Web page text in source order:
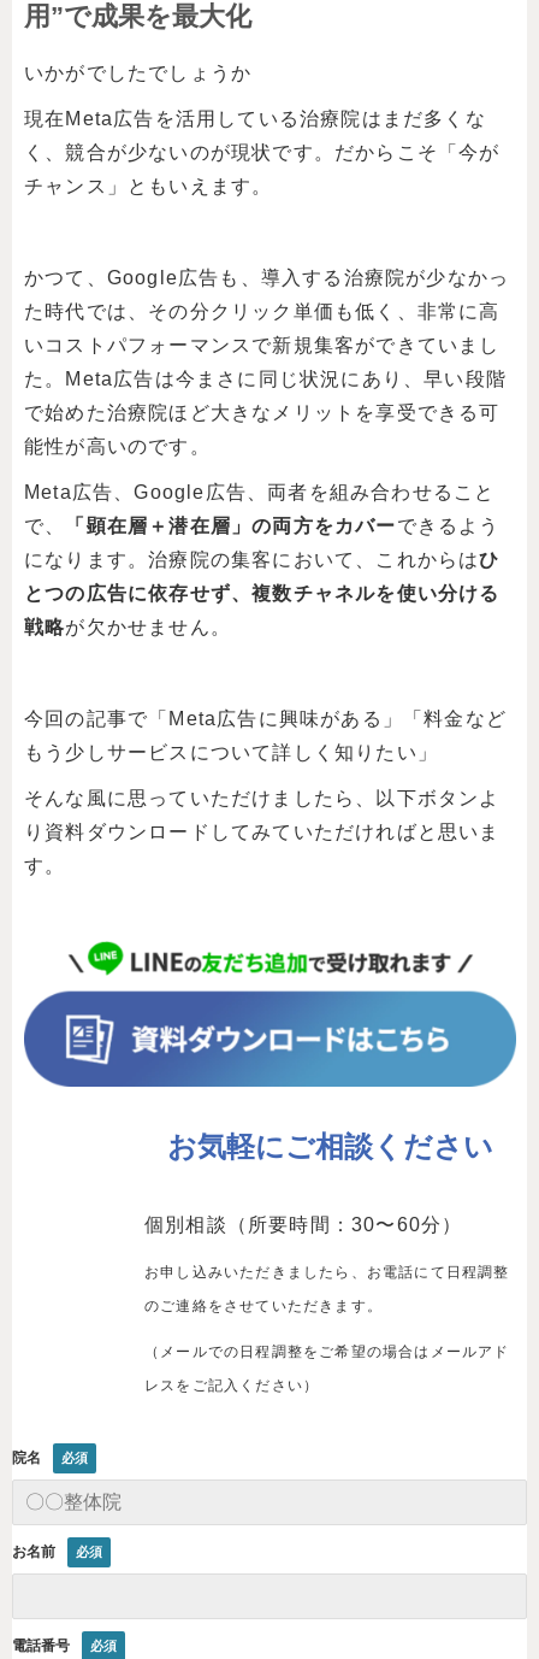
用”で成果を最大化
いかがでしたでしょうか
現在Meta広告を活用している治療院はまだ多くな
く、競合が少ないのが現状です。だからこそ「今が
チャンス」ともいえます。
かつて、Google広告も、導入する治療院が少なかっ
た時代では、その分クリック単価も低く、非常に高
いコストパフォーマンスで新規集客ができていまし
た。Meta広告は今まさに同じ状況にあり、早い段階
で始めた治療院ほど大きなメリットを享受できる可
能性が高いのです。
Meta広告、Google広告、両者を組み合わせること
で、
「顕在層＋潜在層」の両方をカバーできるよう
になります。治療院の集客において、これからはひ
とつの広告に依存せず、複数チャネルを使い分ける
戦略が欠かせません。
今回の記事で「Meta広告に興味がある」「料金など
もう少しサービスについて詳しく知りたい」
そんな風に思っていただけましたら、以下ボタンよ
り資料ダウンロードしてみていただければと思いま
す。
お気軽にご相談ください
個別相談（所要時間：30〜60分）
お申し込みいただきましたら、お電話にて日程調整
のご連絡をさせていただきます。
（メールでの日程調整をご希望の場合はメールアド
レスをご記入ください）
院名
お名前
電話番号